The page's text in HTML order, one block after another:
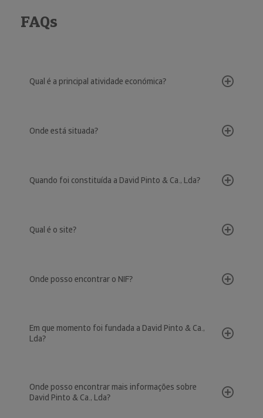
FAQs
Qual é a principal atividade económica?
Onde está situada?
Quando foi constituída a David Pinto & Ca., Lda?
Qual é o site?
Onde posso encontrar o NIF?
Em que momento foi fundada a David Pinto & Ca.,
Lda?
Onde posso encontrar mais informações sobre
David Pinto & Ca., Lda?